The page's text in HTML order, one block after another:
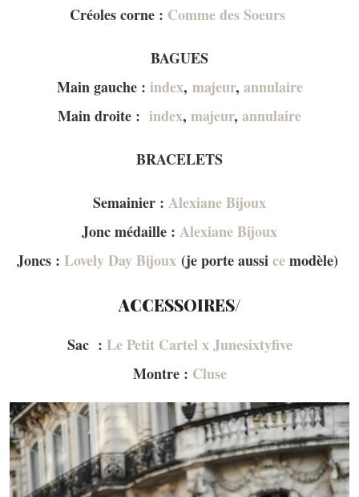
Créoles corne : Comme des Soeurs
BAGUES
Main gauche : index, majeur, annulaire
Main droite : index, majeur, annulaire
BRACELETS
Semainier : Alexiane Bijoux
Jonc médaille : Alexiane Bijoux
Joncs : Lovely Day Bijoux(je porte aussicemodèle)
ACCESSOIRES/
Sac : Le Petit Cartel x Junesixtyfive
Montre : Cluse